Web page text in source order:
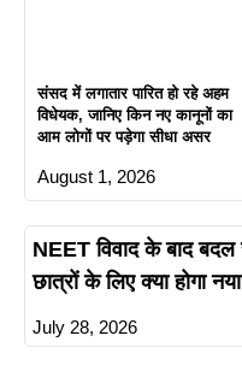
संसद में लगातार पारित हो रहे अहम
विधेयक, जानिए किन नए कानूनों का
आम लोगों पर पड़ेगा सीधा असर
August 1, 2026
NEET विवाद के बाद बदल
छात्रों के लिए क्या होगा
July 28, 2026